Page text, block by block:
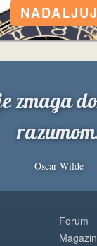
zmaga
Oscar Wilde
Forum
Magazin